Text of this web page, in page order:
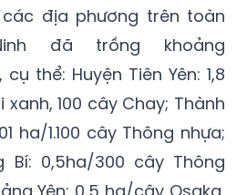
địa phương trên toàn
đã trồng khoảng
thể: Huyện Tiên Yên: 1,8
100 cây Chay; Thành
ha/1.100 cây Thông nhựa;
Bí: 0,5ha/300 cây Thông